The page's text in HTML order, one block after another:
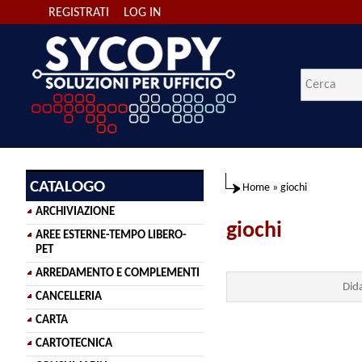
LOG IN
REGISTRATI
CATALOGO
ARCHIVIAZIONE
AREE ESTERNE-TEMPO LIBERO-
PET
ARREDAMENTO E COMPLEMENTI
CANCELLERIA
CARTA
CARTOTECNICA
Home » giochi
giochi